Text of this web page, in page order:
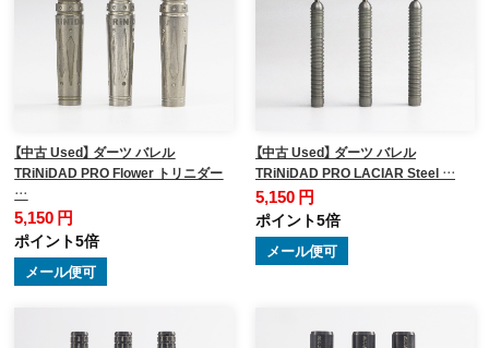
【中古 Used】 ダーツ バレル
TRiNiDAD PRO Flower トリニダー
…
5,150 円
ポイント5倍
メール便可
【中古 Used】 ダーツ バレル
TRiNiDAD PRO LACIAR Steel …
5,150 円
ポイント5倍
メール便可